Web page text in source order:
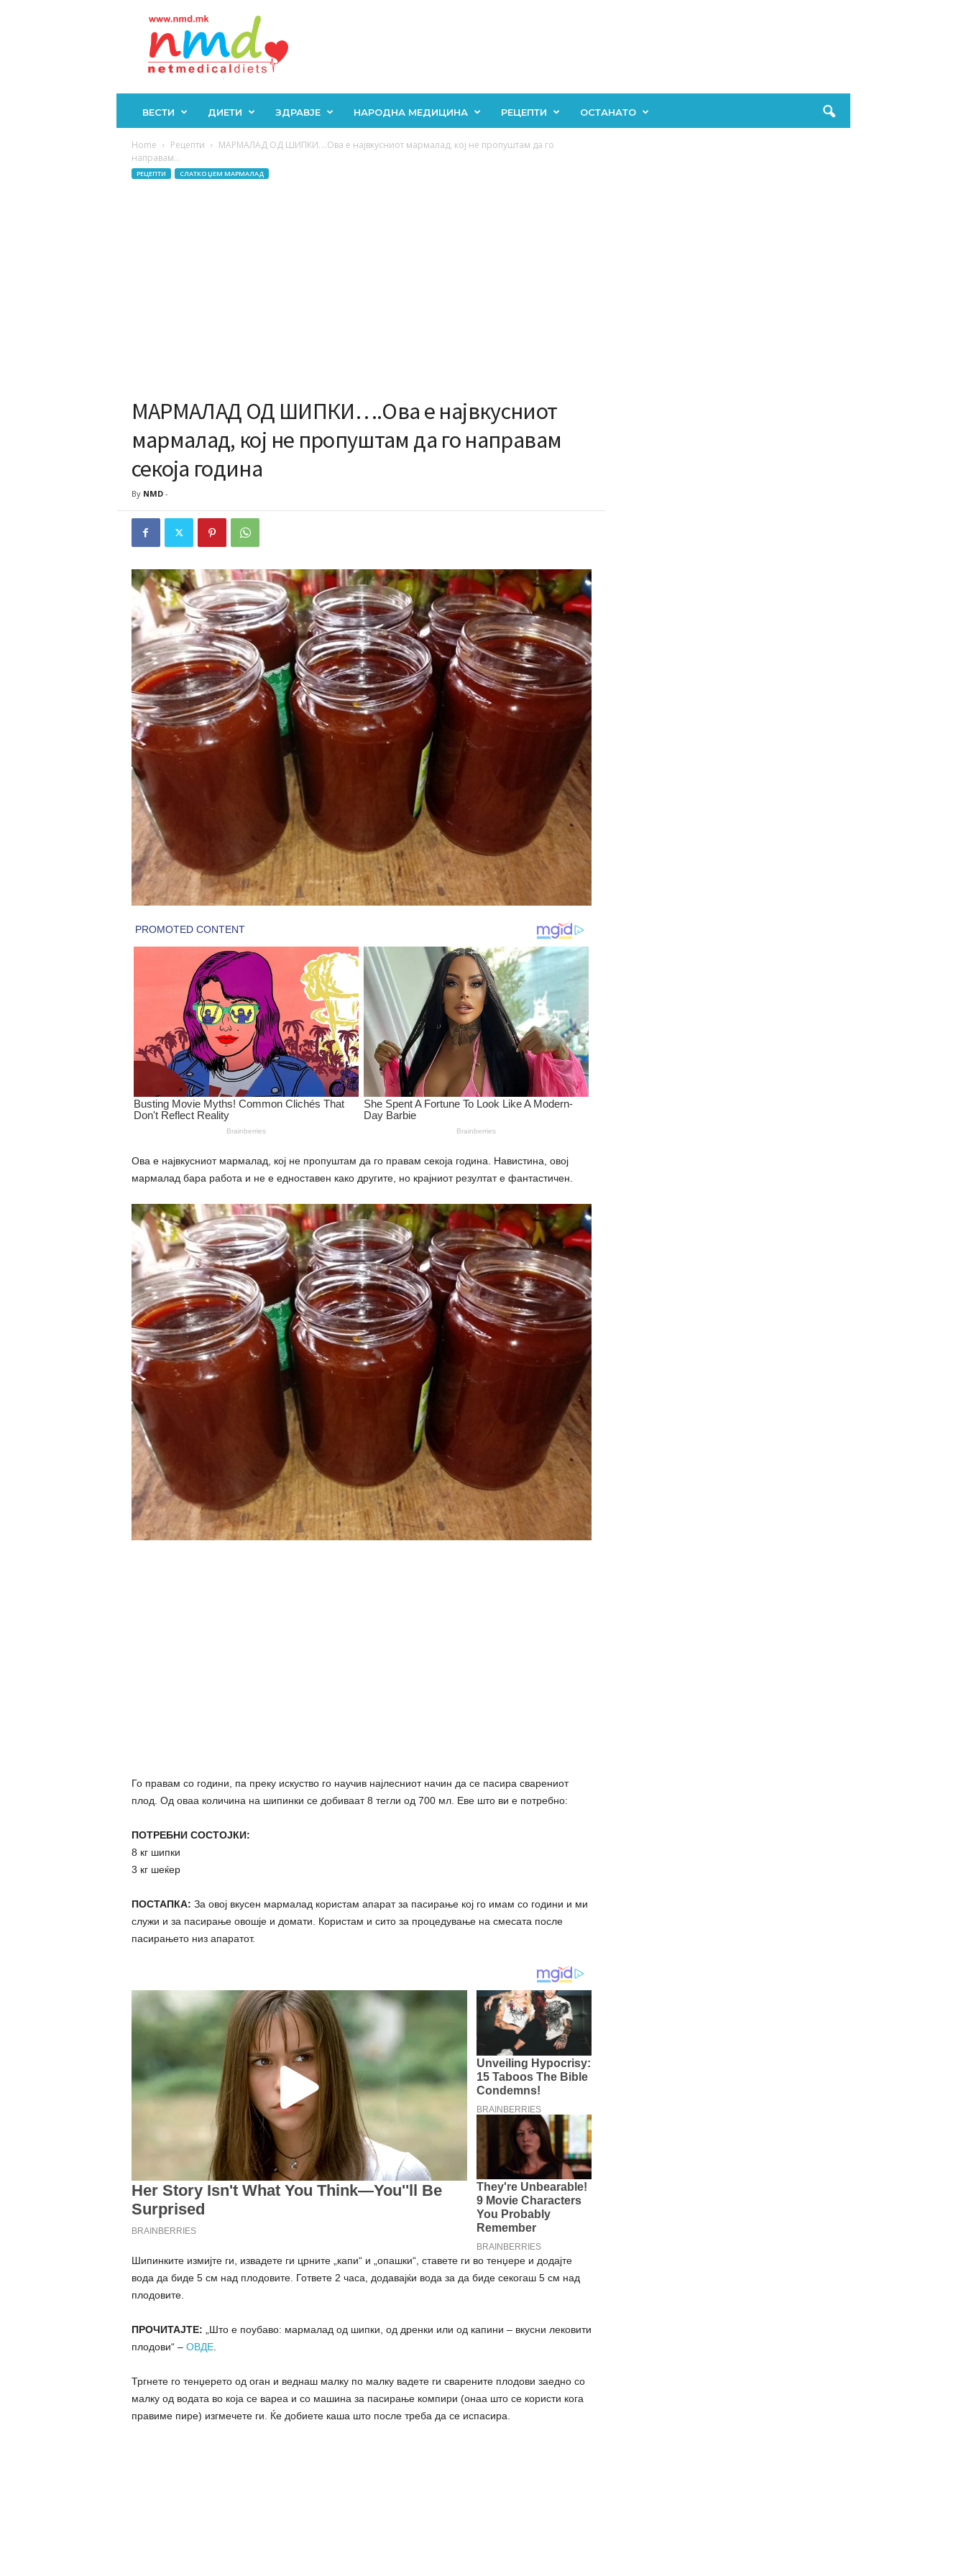
ВЕСТИ ДИЕТИ ЗДРАВЈЕ НАРОДНА МЕДИЦИНА РЕЦЕПТИ ОСТАНАТО
Home Рецепти
МАРМАЛАД ОД ШИПКИ….Ова е највкусниот мармалад, кој не пропуштам да го
направам...
РЕЦЕПТИ СЛАТКО ЏЕМ МАРМАЛАД
МАРМАЛАД ОД ШИПКИ….Ова е највкусниот
мармалад, кој не пропуштам да го направам
секоја година
By NMD-
Ова е највкусниот мармалад, кој не пропуштам да го правам секоја година. Навистина, овој
мармалад бара работа и не е едноставен како другите, но крајниот резултат е фантастичен.
Го правам со години, па преку искуство го научив најлесниот начин да се пасира сварениот
плод. Од оваа количина на шипинки се добиваат 8 тегли од 700 мл. Еве што ви е потребно:
ПОТРЕБНИ СОСТОЈКИ:
8 кг шипки
3 кг шеќер
ПОСТАПКА: За овој вкусен мармалад користам апарат за пасирање кој го имам со години и ми
служи и за пасирање овошје и домати. Користам и сито за процедување на смесата после
пасирањето низ апаратот.
Шипинките измијте ги, извадете ги црните „капи“ и „опашки“, ставете ги во тенџере и додајте
вода да биде 5 см над плодовите. Гответе 2 часа, додавајќи вода за да биде секогаш 5 см над
плодовите.
ПРОЧИТАЈТЕ: „Што е поубаво: мармалад од шипки, од дренки или од капини – вкусни лековити
плодови“ – ОВДЕ.
Тргнете го тенџерето од оган и веднаш малку по малку вадете ги сварените плодови заедно со
малку од водата во која се вареа и со машина за пасирање компири (онаа што се користи кога
правиме пире) изгмечете ги. Ќе добиете каша што после треба да се испасира.